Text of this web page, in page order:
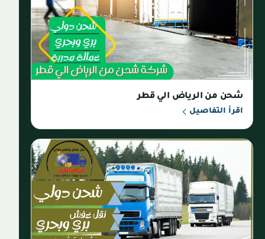
شحن من الرياض الي قطر
اقرأ التفاصيل